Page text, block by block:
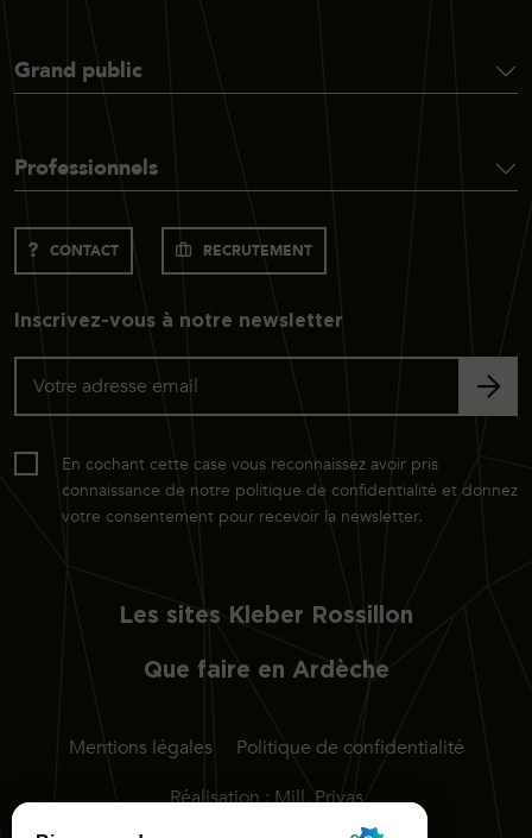
Grand public
Professionnels
CONTACT RECRUTEMENT
Inscrivez-vous à notre newsletter
En cochant cette case vous reconnaissez avoir pris
connaissance de notre politique de confidentialité et donnez
votre consentement pour recevoir la newsletter.
Les sites Kleber Rossillon
Que faire en Ardèche
Mentions légales
Politique de confidentialité
Réalisation :Mill, Privas